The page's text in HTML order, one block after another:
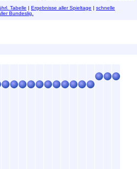
Tabelle | Ergebnisse aller Spieltage | schnelle
Bundeslig.